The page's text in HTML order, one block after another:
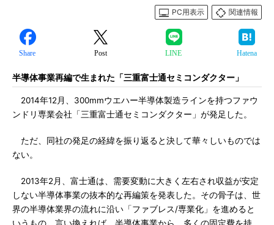
PC用表示
関連情報
Share Post LINE Hatena
半導体事業再編で生まれた「三重富士通セミコンダクター」
2014年12月、300mmウエハー半導体製造ラインを持つファウ
ンドリ専業会社「三重富士通セミコンダクター」が発足した。
ただ、同社の発足の経緯を振り返ると決して華々しいものでは
ない。
2013年2月、富士通は、需要変動に大きく左右され収益が安定
しない半導体事業の抜本的な再編策を発表した。その骨子は、世
界の半導体業界の流れに沿い「ファブレス/専業化」を進めると